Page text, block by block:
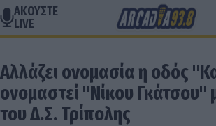
ΑΚΟΥΣΤΕ
LIVE
Αλλάζει ονομασία η οδός
ονομαστεί "Νίκου
του Δ.Σ. Τρίπολης